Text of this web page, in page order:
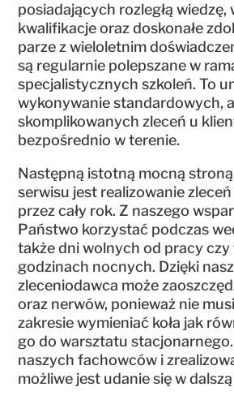
posiadających rozległą wiedzę,
kwalifikacje oraz doskonałe
parze z wieloletnim
są regularnie polepszane w
specjalistycznych szkoleń. To
wykonywanie standardowych,
skomplikowanych zleceń u
bezpośrednio w terenie.
Następną istotną mocną
serwisu jest realizowanie
przez cały rok. Z naszego
Państwo korzystać podczas
także dni wolnych od pracy
godzinach nocnych. Dzięki
zleceniodawca może
oraz nerwów, ponieważ nie
zakresie wymieniać koła jak
go do warsztatu
naszych fachowców i
możliwe jest udanie się w